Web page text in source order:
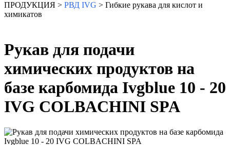
ПРОДУКЦИЯ > РВД IVG > Гибкие рукава для кислот и
химикатов
Рукав для подачи
химических продуктов на
базе карбомида Ivgblue 10 - 20
IVG COLBACHINI SPA